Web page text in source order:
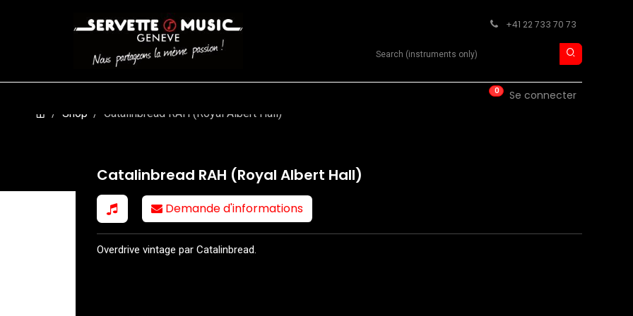
+41 22 733 70 73
Search product
0 Se connecter
Shop Catalinbread RAH (Royal Albert Hall)
Catalinbread RAH (Royal Albert Hall)
Demande d'informations
Overdrive vintage par Catalinbread.